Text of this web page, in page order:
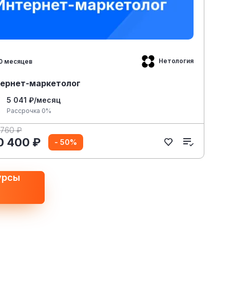
месяцев Нетология
маркетолог
5 041 ₽/месяц
Рассрочка 0%
₽
400 ₽ - 50%